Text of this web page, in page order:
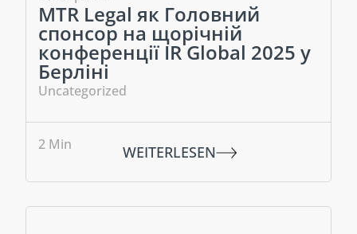
MTR Legal як Головний
спонсор на щорічній
конференції IR Global 2025 у
Берліні
Uncategorized
2 Min WEITERLESEN